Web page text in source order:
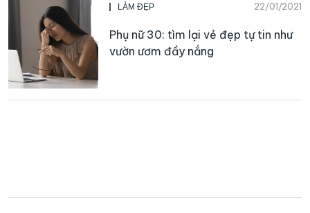
LÀM ĐẸP 22/01/2021
Phụ nữ 30: tìm lại vẻ đẹp tự tin như
vườn ươm đầy nắng